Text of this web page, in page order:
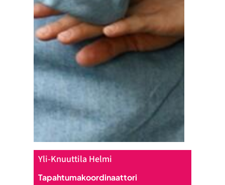
Yli-Knuuttila Helmi
Tapahtumakoordinaattori